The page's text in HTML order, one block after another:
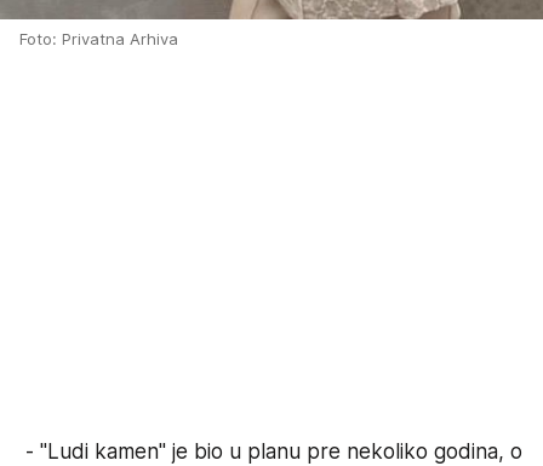
Foto: Privatna Arhiva
- "Ludi kamen" je bio u planu pre nekoliko godina, o